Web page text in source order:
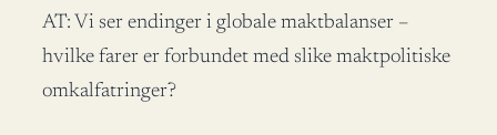
AT: Vi ser endinger i globale maktbalanser –
hvilke farer er forbundet med slike maktpolitiske
omkalfatringer?